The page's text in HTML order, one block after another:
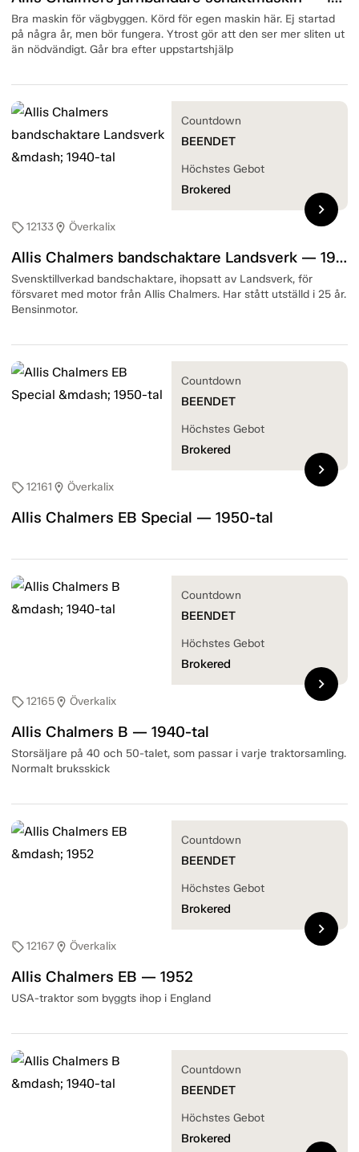
Bra maskin för vägbyggen. Körd för egen maskin här. Ej startad
på några år, men bör fungera. Ytrost gör att den ser mer sliten ut
än nödvändigt. Går bra efter uppstartshjälp
sell12133location_on Överkalix
Allis Chalmers bandschaktare Landsverk — 1940-tal
Svensktillverkad bandschaktare, ihopsatt av Landsverk, för
försvaret med motor från Allis Chalmers. Har stått utställd i 25 år.
Bensinmotor.
Countdown
BEENDET
Höchstes Gebot
Brokered
chevron_right
sell12161 location_on Överkalix
Allis Chalmers EB Special — 1950-tal
Countdown
BEENDET
Höchstes Gebot
Brokered
chevron_right
sell12165location_on Överkalix
Allis Chalmers B — 1940-tal
Storsäljare på 40 och 50-talet, som passar i varje traktorsamling.
Normalt bruksskick
Countdown
BEENDET
Höchstes Gebot
Brokered
chevron_right
sell12167location_on Överkalix
Allis Chalmers EB — 1952
USA-traktor som byggts ihop i England
Countdown
BEENDET
Höchstes Gebot
Brokered
chevron_right
Countdown
BEENDET
Höchstes Gebot
Brokered